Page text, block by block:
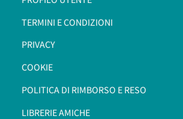
TERMINI E CONDIZIONI
PRIVACY
COOKIE
POLITICA DI RIMBORSO E RESO
LIBRERIE AMICHE